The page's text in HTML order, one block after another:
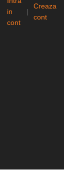
in
cont
|
Creaza
cont